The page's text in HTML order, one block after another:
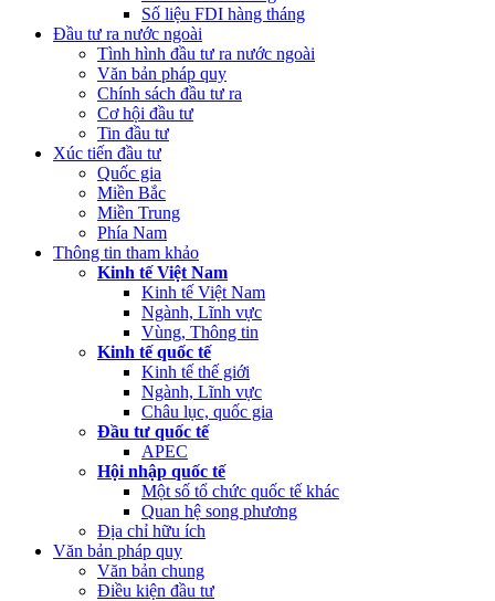
Số liệu FDI hàng tháng
Đầu tư ra nước ngoài
Tình hình đầu tư ra nước ngoài
Văn bản pháp quy
Chính sách đầu tư ra
Cơ hội đầu tư
Tin đầu tư
Xúc tiến đầu tư
Quốc gia
Miền Bắc
Miền Trung
Phía Nam
Thông tin tham khảo
Kinh tế Việt Nam
Kinh tế Việt Nam
Ngành, Lĩnh vực
Vùng, Thông tin
Kinh tế quốc tế
Kinh tế thế giới
Ngành, Lĩnh vực
Châu lục, quốc gia
Đầu tư quốc tế
APEC
Hội nhập quốc tế
Một số tổ chức quốc tế khác
Quan hệ song phương
Địa chỉ hữu ích
Văn bản pháp quy
Văn bản chung
Điều kiện đầu tư